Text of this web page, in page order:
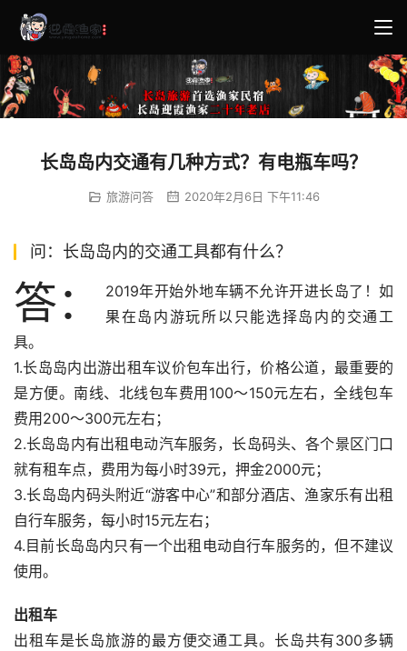
长岛岛内交通有几种方式？有电瓶车吗？
旅游问答 2020年2月6日 下午11:46
问：长岛岛内的交通工具都有什么？
答：
2019年开始外地车辆不允许开进长岛了！如
果在岛内游玩所以只能选择岛内的交通工
具。
1.长岛岛内出游出租车议价包车出行，价格公道，最重要的
是方便。南线、北线包车费用100～150元左右，全线包车
费用200～300元左右；
2.长岛岛内有出租电动汽车服务，长岛码头、各个景区门口
就有租车点，费用为每小时39元，押金2000元；
3.长岛岛内码头附近“游客中心”和部分酒店、渔家乐有出租
自行车服务，每小时15元左右；
4.目前长岛岛内只有一个出租电动自行车服务的，但不建议
使用。
出租车
出租车是长岛旅游的最方便交通工具。长岛共有300多辆